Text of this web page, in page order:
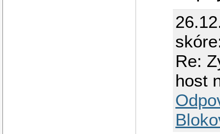
Re:
host